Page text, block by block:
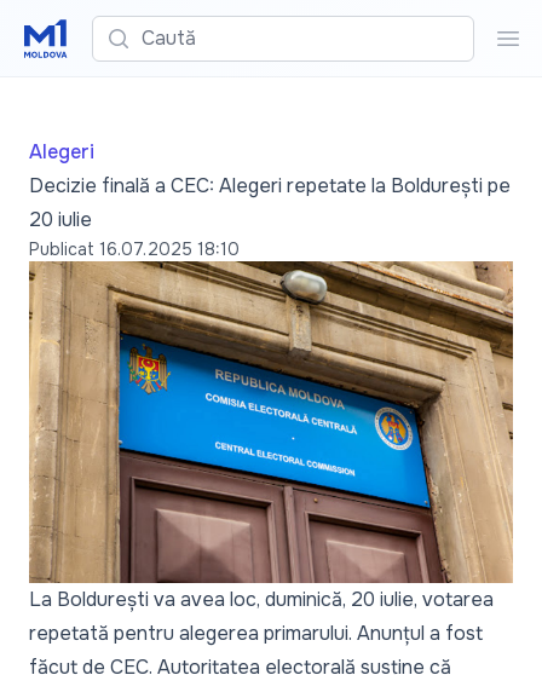
Caută
Alegeri
Decizie finală a CEC: Alegeri repetate la Boldurești pe
20 iulie
Publicat 16.07.2025 18:10
La Boldurești va avea loc, duminică, 20 iulie, votarea
repetată pentru alegerea primarului. Anunțul a fost
făcut de CEC. Autoritatea electorală susține că